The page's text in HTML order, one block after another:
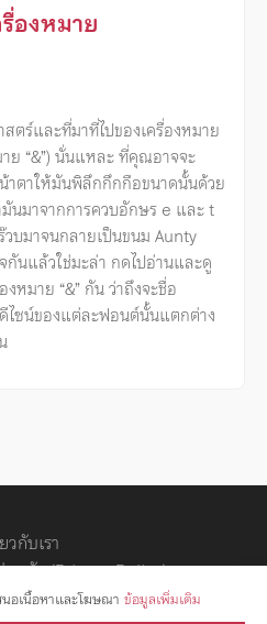
องหมาย
ตร์และที่มาที่ไปของเครื่องหมาย
ย “&”) นั่นแหละ ที่คุณอาจจะ
าตาให้มันพิลึกกึกกือขนาดนั้นด้วย
นมาจากการควบอักษร e และ t
บมาจนกลายเป็นขนม Aunty
กันแล้วใช่มะล่า กดไปอ่านและดู
หมาย “&” กัน ว่าถึงจะชื่อ
ซน์ของแต่ละฟอนต์นั้นแตกต่าง
วกับเรา
นตัว (Privacy Policy)
อนุญาต
อเนื้อหาและโฆษณา ข้อมูลเพิ่มเติม